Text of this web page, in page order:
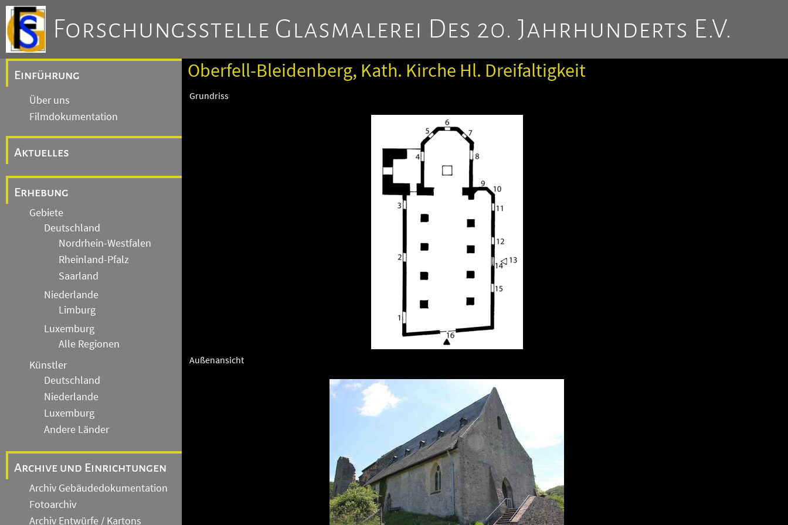
Forschungsstelle Glasmalerei Des 20. Jahrhunderts E.V.
Einführung
Über uns
Filmdokumentation
Aktuelles
Erhebung
Gebiete
Deutschland
Nordrhein-Westfalen
Rheinland-Pfalz
Saarland
Niederlande
Limburg
Luxemburg
Alle Regionen
Künstler
Deutschland
Niederlande
Luxemburg
Andere Länder
Archive und Einrichtungen
Archiv Gebäudedokumentation
Fotoarchiv
Archiv Entwürfe / Kartons
Oberfell-Bleidenberg, Kath. Kirche Hl. Dreifaltigkeit
Grundriss
Außenansicht